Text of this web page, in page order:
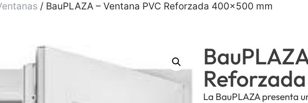
/ BauPLAZA – Ventana PVC Reforzada 400×500 mm
La BauPLAZA presenta